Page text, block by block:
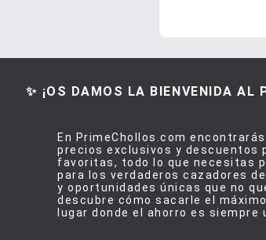
✨ ¡OS DAMOS LA BIENVENIDA AL
En PrimeChollos.com
precios exclusivos y descuentos
favoritas, todo lo que necesitas
para los verdaderos cazadores
y oportunidades únicas que no
descubre cómo sacarle el
lugar donde el ahorro es siempre